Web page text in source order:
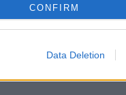
CONFIRM
Data Deletion